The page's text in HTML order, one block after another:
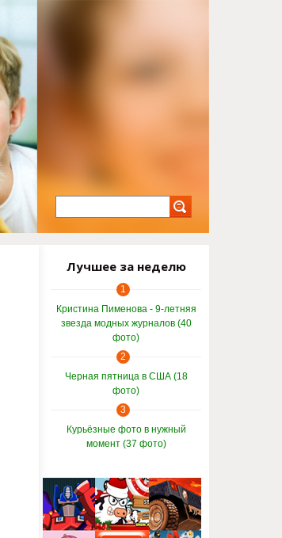
Лучшее за неделю
1
Кристина Пименова - 9-летняя
звезда модных журналов (40
фото)
2
Черная пятница в США (18
фото)
3
Курьёзные фото в нужный
момент (37 фото)